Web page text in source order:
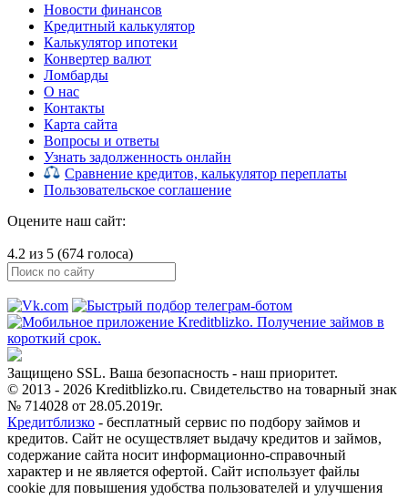
Новости финансов
Кредитный калькулятор
Калькулятор ипотеки
Конвертер валют
Ломбарды
О нас
Контакты
Карта сайта
Вопросы и ответы
Узнать задолженность онлайн
Сравнение кредитов, калькулятор переплаты
Пользовательское соглашение
Оцените наш сайт:
4.2 из 5 (674 голоса)
Защищено SSL. Ваша безопасность - наш приоритет.
© 2013 - 2026 Kreditblizko.ru. Свидетельство на товарный знак
№ 714028 от 28.05.2019г.
Кредитблизко - бесплатный сервис по подбору займов и
кредитов. Сайт не осуществляет выдачу кредитов и займов,
содержание сайта носит информационно-справочный
характер и не является офертой. Сайт использует файлы
cookie для повышения удобства пользователей и улучшения